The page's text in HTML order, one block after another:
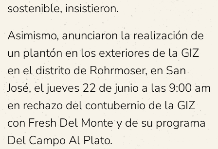
sostenible, insistieron.
Asimismo, anunciaron la realización de
un plantón en los exteriores de la GIZ
en el distrito de Rohrmoser, en San
José, el jueves 22 de junio a las 9:00 am
en rechazo del contubernio de la GIZ
con Fresh Del Monte y de su programa
Del Campo Al Plato.